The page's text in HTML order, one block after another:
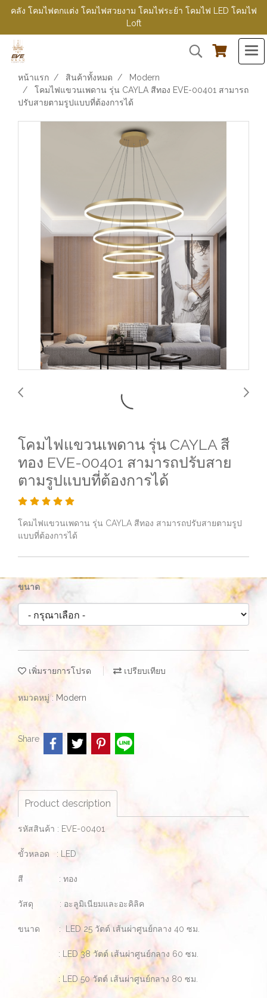
คลัง โคมไฟตกแต่ง โคมไฟสวยงาม โคมไฟระย้า โคมไฟ LED โคมไฟ
Loft
หน้าแรก สินค้าทั้งหมด
Modern
โคมไฟแขวนเพดาน รุ่น CAYLA สีทอง EVE-00401 สามารถ
ปรับสายตามรูปแบบที่ต้องการได้
โคมไฟแขวนเพดาน รุ่น CAYLA สี
ทอง EVE-00401 สามารถปรับสาย
ตามรูปแบบที่ต้องการได้
โคมไฟแขวนเพดาน รุ่น CAYLA สีทอง สามารถปรับสายตามรูป
แบบที่ต้องการได้
ขนาด
เพิ่มรายการโปรด เปรียบเทียบ
หมวดหมู่ : Modern
Share
Product description
รหัสสินค้า : EVE-00401
ขั้วหลอด : LED
สี : ทอง
วัสดุ : อะลูมิเนียมและอะคิลิค
ขนาด : LED 25 วัตต์ เส้นผ่าศูนย์กลาง 40 ซม.
: LED 38 วัตต์ เส้นผ่าศูนย์กลาง 60 ซม.
: LED 50 วัตต์ เส้นผ่าศูนย์กลาง 80 ซม.